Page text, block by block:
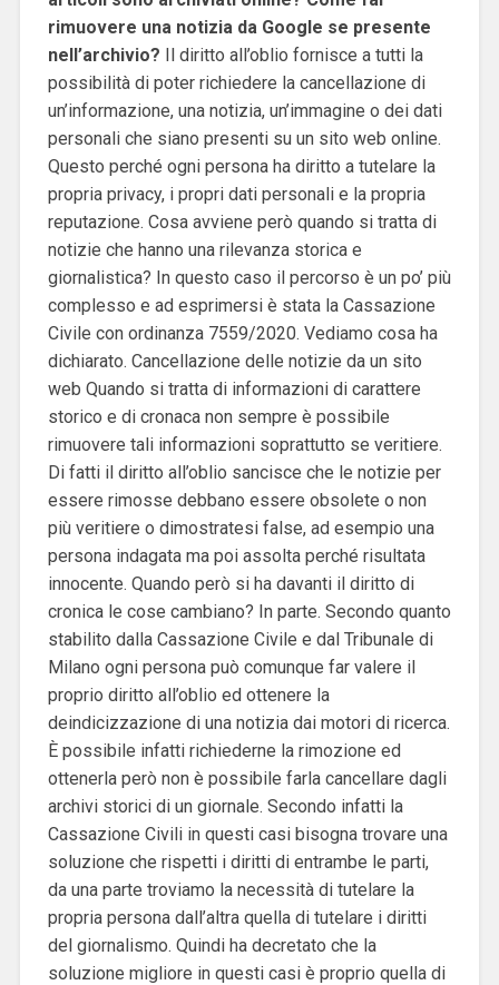
rimuovere una notizia da Google se presente
nell’archivio? Il diritto all’oblio fornisce a tutti la
possibilità di poter richiedere la cancellazione di
un’informazione, una notizia, un’immagine o dei dati
personali che siano presenti su un sito web online.
Questo perché ogni persona ha diritto a tutelare la
propria privacy, i propri dati personali e la propria
reputazione. Cosa avviene però quando si tratta di
notizie che hanno una rilevanza storica e
giornalistica? In questo caso il percorso è un po’ più
complesso e ad esprimersi è stata la Cassazione
Civile con ordinanza 7559/2020. Vediamo cosa ha
dichiarato. Cancellazione delle notizie da un sito
web Quando si tratta di informazioni di carattere
storico e di cronaca non sempre è possibile
rimuovere tali informazioni soprattutto se veritiere.
Di fatti il diritto all’oblio sancisce che le notizie per
essere rimosse debbano essere obsolete o non
più veritiere o dimostratesi false, ad esempio una
persona indagata ma poi assolta perché risultata
innocente. Quando però si ha davanti il diritto di
cronica le cose cambiano? In parte. Secondo quanto
stabilito dalla Cassazione Civile e dal Tribunale di
Milano ogni persona può comunque far valere il
proprio diritto all’oblio ed ottenere la
deindicizzazione di una notizia dai motori di ricerca.
È possibile infatti richiederne la rimozione ed
ottenerla però non è possibile farla cancellare dagli
archivi storici di un giornale. Secondo infatti la
Cassazione Civili in questi casi bisogna trovare una
soluzione che rispetti i diritti di entrambe le parti,
da una parte troviamo la necessità di tutelare la
propria persona dall’altra quella di tutelare i diritti
del giornalismo. Quindi ha decretato che la
soluzione migliore in questi casi è proprio quella di